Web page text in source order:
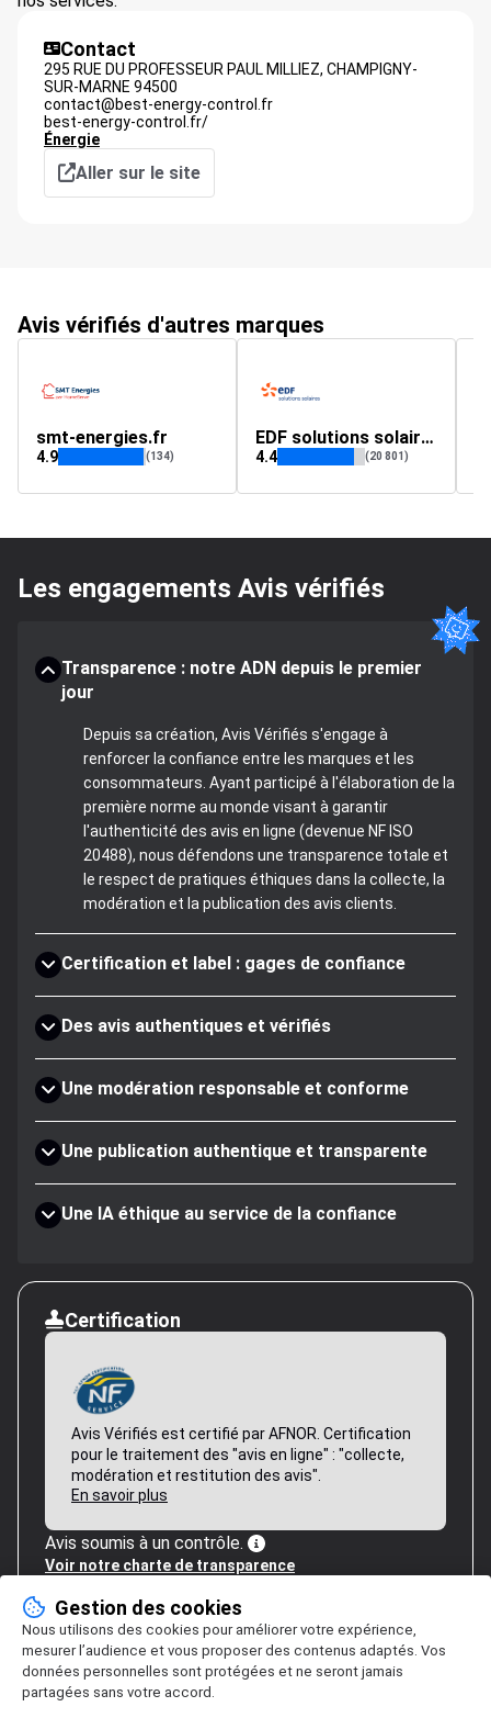
Contact
295 RUE DU PROFESSEUR PAUL MILLIEZ, CHAMPIGNY-
SUR-MARNE 94500
contact@best-energy-control.fr
best-energy-control.fr/
Énergie
Aller sur le site
Avis vérifiés d'autres marques
smt-energies.fr
4.9 (134)
EDF solutions solaires
4.4 (20 801)
Les engagements Avis vérifiés
Transparence : notre ADN depuis le premier
jour
Depuis sa création, Avis Vérifiés s'engage à
renforcer la confiance entre les marques et les
consommateurs. Ayant participé à l'élaboration de la
première norme au monde visant à garantir
l'authenticité des avis en ligne (devenue NF ISO
20488), nous défendons une transparence totale et
le respect de pratiques éthiques dans la collecte, la
modération et la publication des avis clients.
Certification et label : gages de confiance
Des avis authentiques et vérifiés
Une modération responsable et conforme
Une publication authentique et transparente
Une IA éthique au service de la confiance
Certification
Avis Vérifiés est certifié par AFNOR. Certification
pour le traitement des "avis en ligne" : "collecte,
modération et restitution des avis".
En savoir plus
Avis soumis à un contrôle.
Voir notre charte de transparence
Gestion des cookies
Nous utilisons des cookies pour améliorer votre expérience,
mesurer l’audience et vous proposer des contenus adaptés. Vos
données personnelles sont protégées et ne seront jamais
partagées sans votre accord.